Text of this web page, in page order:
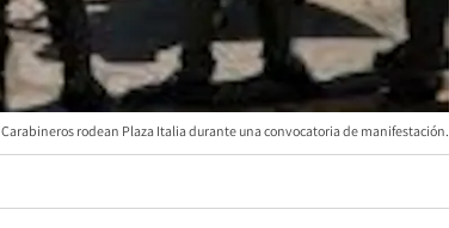
Carabineros rodean Plaza Italia durante una convocatoria de manifestación.